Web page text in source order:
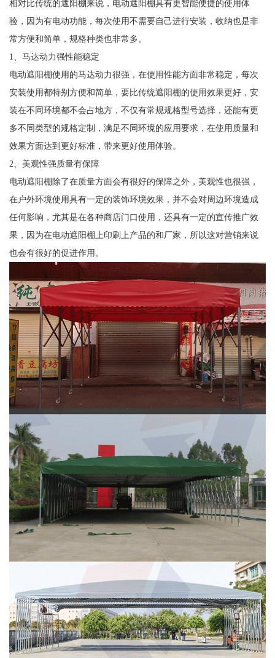
相对比传统的遮阳棚来说，电动遮阳棚具有更智能便捷的使用体
验，因为有电动功能，每次使用不需要自己进行安装，收纳也是非
常方便和简单，规格种类也非常多。
1、马达动力强性能稳定
电动遮阳棚使用的马达动力很强，在使用性能方面非常稳定，每次
安装使用都特别方便和简单，要比传统遮阳棚的使用效果更好，安
装在不同环境都不会占地方，不仅有常规规格型号选择，还能有更
多不同类型的规格定制，满足不同环境的应用要求，在使用质量和
效果方面达到更好标准，带来更好使用体验。
2、美观性强质量有保障
电动遮阳棚除了在质量方面会有很好的保障之外，美观性也很强，
在户外环境使用具有一定的装饰环境效果，并不会对周边环境造成
任何影响，尤其是在各种商店门口使用，还具有一定的宣传推广效
果，因为在电动遮阳棚上印刷上产品的和厂家，所以这对营销来说
也会有很好的促进作用。